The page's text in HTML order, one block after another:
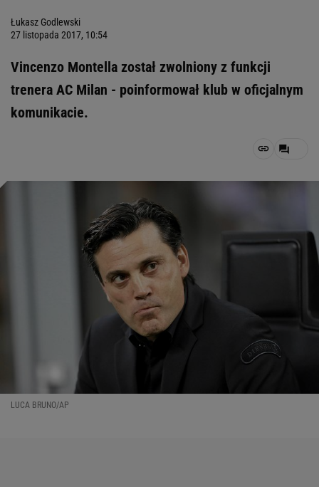
Łukasz Godlewski
27 listopada 2017, 10:54
Vincenzo Montella został zwolniony z funkcji
trenera AC Milan - poinformował klub w oficjalnym
komunikacie.
LUCA BRUNO/AP